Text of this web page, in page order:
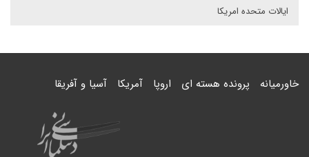
ایالات متحده امریکا
خاورمیانه پرونده هسته ای اروپا آمریکا آسیا و آفریقا